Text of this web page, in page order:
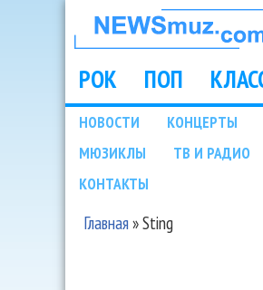
НОВОСТИ
МУЗЫКИ И
ШОУ БИЗНЕСА
NEWSMUZ.COM
Main menu
РОК ПОП
НОВОСТИ КОНЦЕРТЫ
МЮЗИКЛЫ
ТВ И РАДИО
КОНТАКТЫ
Вы здесь
Главная»Sting